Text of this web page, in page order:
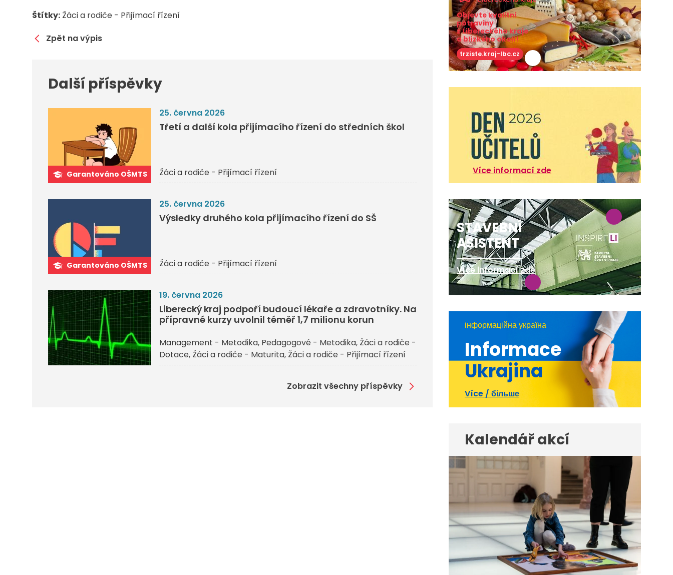
Štítky: Žáci a rodiče - Přijímací řízení
Zpět na výpis
Další příspěvky
Garantováno OŠMTS
25. června 2026
Třetí a další kola přijímacího řízení do středních škol
Žáci a rodiče - Přijímací řízení
Garantováno OŠMTS
25. června 2026
Výsledky druhého kola přijímacího řízení do SŠ
Žáci a rodiče - Přijímací řízení
19. června 2026
Liberecký kraj podpoří budoucí lékaře a zdravotníky. Na
přípravné kurzy uvolnil téměř 1,7 milionu korun
Management - Metodika Pedagogové - Metodika Žáci a rodiče -
Dotace Žáci a rodiče - Maturita Žáci a rodiče - Přijímací řízení
Zobrazit všechny příspěvky
Objevte kvalitní
potraviny
z Libereckého kraje
a blízkého okolí!
trziste.kraj-lbc.cz
Více informací zde
STAVEBNÍ
ASISTENT
Více informací zde
інформаційна україна
Informace
Ukrajina
Více / більше
Kalendář akcí